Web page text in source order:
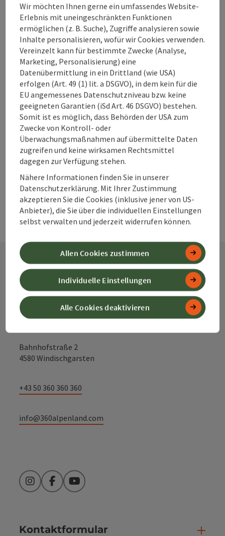
Kannst du
Unterkünfte im
360° Alpenland
direkt buchen?
Warum solltest
du deine
Unterkunft im
360° Alpenland
frühzeitig
buchen?
Kontakt
Alpenland Tourismus GmbH
Bahnhofstraße 2
4580 Windischgarsten
+43 50 360 360 360
info@360alpenland.com
InstagramFacebookYouTube
Kontaktformular
Wir möchten Ihnen gerne ein umfassendes Website-
Erlebnis mit uneingeschränkten Funktionen
ermöglichen (z. B. Suche), Zugriffe analysieren sowie
Inhalte personalisieren, wofür wir Cookies verwenden.
Vereinzelt kann für bestimmte Zwecke (Analyse,
Marketing, Personalisierung) eine
Datenübermittlung in ein Drittland (wie USA)
erfolgen (Art. 49 (1) lit. a DSGVO), in dem kein für die
EU angemessenes Datenschutzniveau bzw. keine
geeigneten Garantien (iSd Art. 46 DSGVO) bestehen.
Somit ist es möglich, dass Behörden der USA zum
Zwecke von Kontroll- oder
Überwachungsmaßnahmen auf übermittelte Daten
zugreifen und keine wirksamen Rechtsmittel
dagegen zur Verfügung stehen.
Nähere Informationen finden Sie in unserer
Datenschutzerklärung. Mit Ihrer Zustimmung
akzeptieren Sie die Cookies (inklusive jener von US-
Anbieter), die Sie über die individuellen Einstellungen
selbst verwalten und jederzeit widerrufen können.
Alle Cookies deaktivieren
Individuelle Einstellungen
Allen Cookies zustimmen